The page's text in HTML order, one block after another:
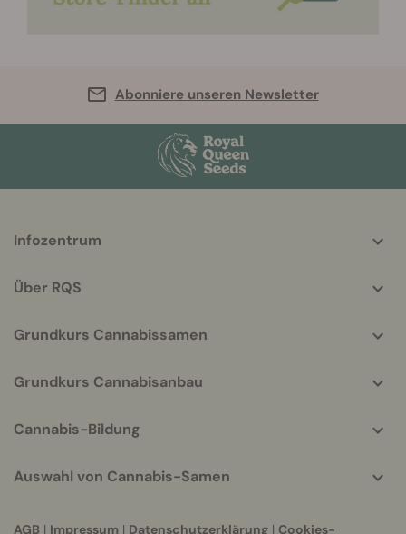
Abonniere unseren Newsletter
helpful
Infozentrum
Über RQS
Grundkurs Cannabissamen
Grundkurs Cannabisanbau
Cannabis-Bildung
Auswahl von Cannabis-Samen
AGB | Impressum | Datenschutzerklärung | Cookies-